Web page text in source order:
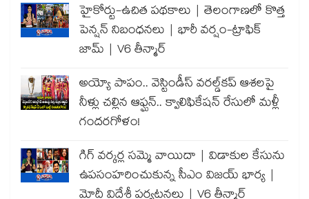
హైకోర్టు-ఉచిత పథకాలు | తెలంగాణలో కొత్త
పెన్షన్ నిబంధనలు | భారీ వర్షం-ట్రాఫిక్
జామ్ | V6 తీన్మార్
అయ్యో పాపం.. వెస్టిండీస్ వరల్డ్‌కప్ ఆశలపై
నీళ్లు చల్లిన ఆఫ్ఘన్.. క్వాలిఫికేషన్ రేసులో మళ్లీ
గందరగోళం!
గిగ్ వర్కర్ల సమ్మె వాయిదా | విడాకుల కేసును
ఉపసంహరించుకున్న సీఎం విజయ్ భార్య |